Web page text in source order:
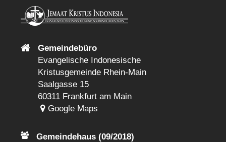
Gemeindebüro
Evangelische Indonesische
Kristusgemeinde Rhein-Main
Saalgasse 15
60311 Frankfurt am Main
Google Maps
Gemeindehaus (09/2018)